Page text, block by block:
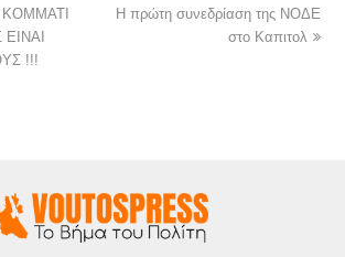
!!!
Η πρώτη συνεδρίαση της ΝΟΔΕ
στο Καπιτολ